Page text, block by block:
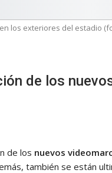
los exteriores del estadio
de los
de los nuevos
también se están